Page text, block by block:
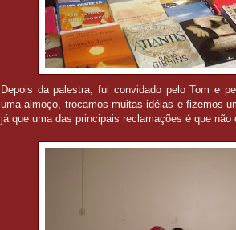
Depois da palestra, fui convidado pelo Tom e
uma almoço, trocamos muitas idéias e fizemos
já que uma das principais reclamações é que